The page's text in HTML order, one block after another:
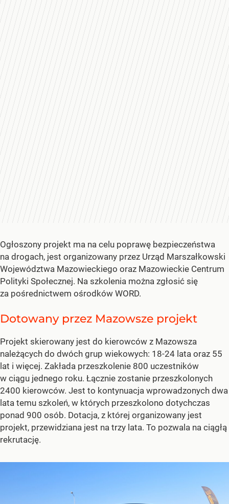
Ogłoszony projekt ma na celu poprawę bezpieczeństwa
na drogach, jest organizowany przez Urząd Marszałkowski
Województwa Mazowieckiego oraz Mazowieckie Centrum
Polityki Społecznej. Na szkolenia można zgłosić się
za pośrednictwem ośrodków WORD.
Dotowany przez Mazowsze projekt
Projekt skierowany jest do kierowców z Mazowsza
należących do dwóch grup wiekowych: 18-24 lata oraz 55
lat i więcej. Zakłada przeszkolenie 800 uczestników
w ciągu jednego roku. Łącznie zostanie przeszkolonych
2400 kierowców. Jest to kontynuacja wprowadzonych dwa
lata temu szkoleń, w których przeszkolono dotychczas
ponad 900 osób. Dotacja, z której organizowany jest
projekt, przewidziana jest na trzy lata. To pozwala na ciągłą
rekrutację.